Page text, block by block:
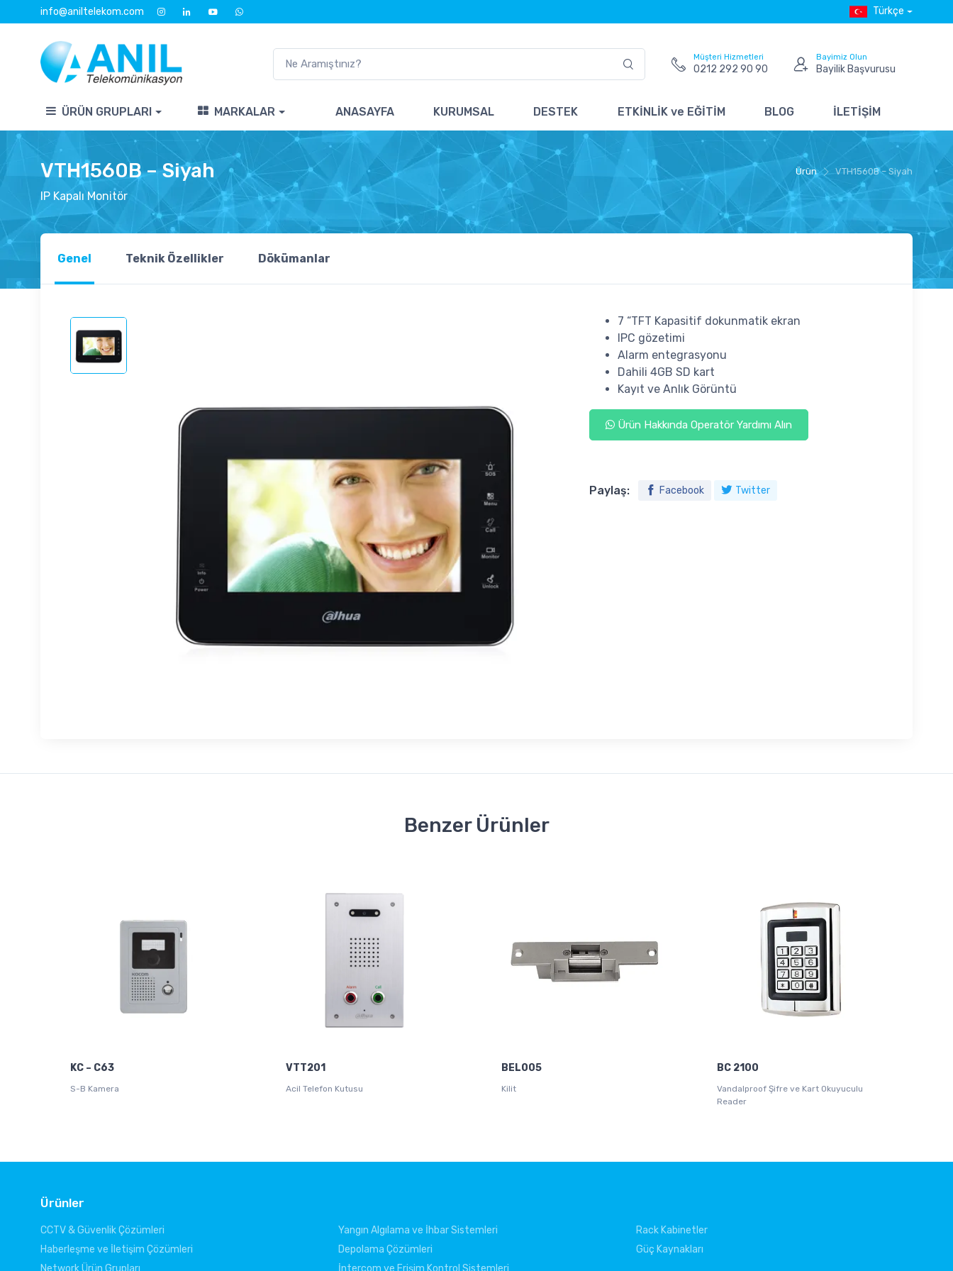
info@aniltelekom.com Türkçe
Müşteri Hizmetleri
0212 292 90 90
Bayimiz Olun
Bayilik Başvurusu
ÜRÜN GRUPLARI MARKALAR ANASAYFA KURUMSAL DESTEK ETKİNLİK ve EĞİTİM BLOG İLETİŞİM
Ürün VTH1560B – Siyah
VTH1560B – Siyah
IP Kapalı Monitör
Genel Teknik Özellikler Dökümanlar
7 “TFT Kapasitif dokunmatik ekran
IPC gözetimi
Alarm entegrasyonu
Dahili 4GB SD kart
Kayıt ve Anlık Görüntü
Ürün Hakkında Operatör Yardımı Alın
Paylaş: Facebook Twitter
Benzer Ürünler
KC – C63
S-B Kamera
VTT201
Acil Telefon Kutusu
BEL005
Kilit
BC 2100
Vandalproof Şifre ve Kart Okuyuculu
Reader
Ürünler
CCTV & Güvenlik Çözümleri
Haberleşme ve İletişim Çözümleri
Network Ürün Grupları
Yangın Algılama ve İhbar Sistemleri
Depolama Çözümleri
İntercom ve Erişim Kontrol Sistemleri
Rack Kabinetler
Güç Kaynakları